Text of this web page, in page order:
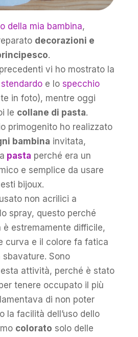
della mia bambina,
decorazioni e
.
vi ho mostrato la
stendardoe lo specchio
in foto), mentre oggi
le collane di pasta.
primogenito ho realizzato
bambina invitata,
pasta perché era un
e semplice da usare
bijoux.
non acrilici a
spray, questo perché
è estremamente difficile,
curva e il colore fa fatica
sbavature. Sono
attività, perché è stato
tenere occupato il più
di non poter
la facilità dell’uso dello
colorato solo delle